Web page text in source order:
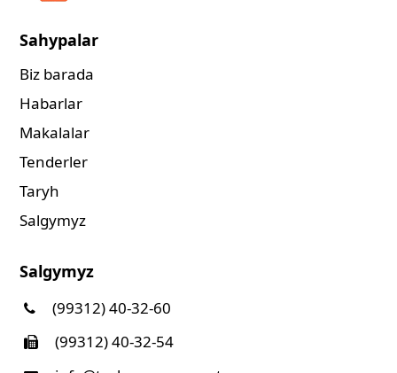
Sahypalar
Biz barada
Habarlar
Makalalar
Tenderler
Taryh
Salgymyz
Salgymyz
(99312) 40-32-60
(99312) 40-32-54